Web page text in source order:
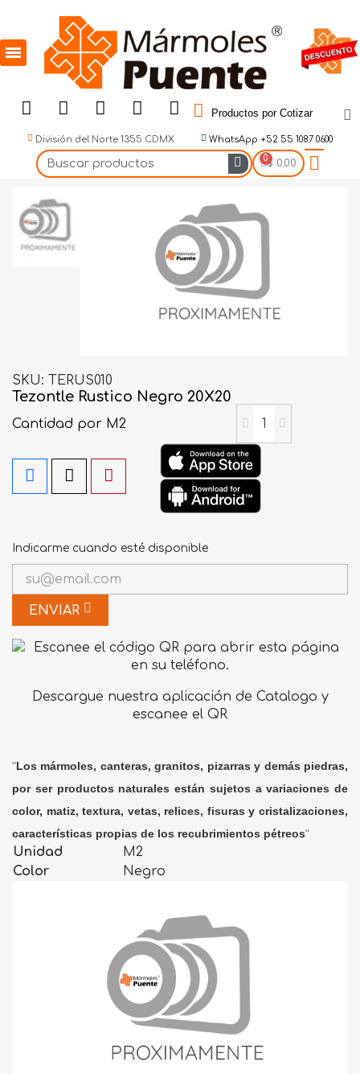
Productos por Cotizar
División del Norte 1355 CDMX WhatsApp +52 55 1087 0600
$ 0.00
SKU TERUS010
Tezontle Rustico Negro 20X20
Cantidad por M2
Indicarme cuando esté disponible
ENVIAR
Descargue nuestra aplicación de Catalogo y
escanee el QR
"Los mármoles, canteras, granitos, pizarras y demás piedras,
por ser productos naturales están sujetos a variaciones de
color, matiz, textura, vetas, relices, fisuras y cristalizaciones,
características propias de los recubrimientos pétreos"
Unidad
M2
Color
Negro